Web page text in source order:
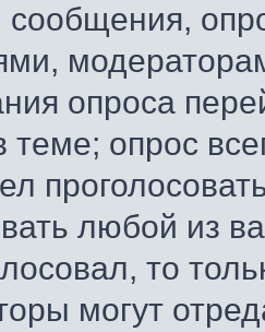
сообщения,
опроса
теме; опрос
любой из
то
могут